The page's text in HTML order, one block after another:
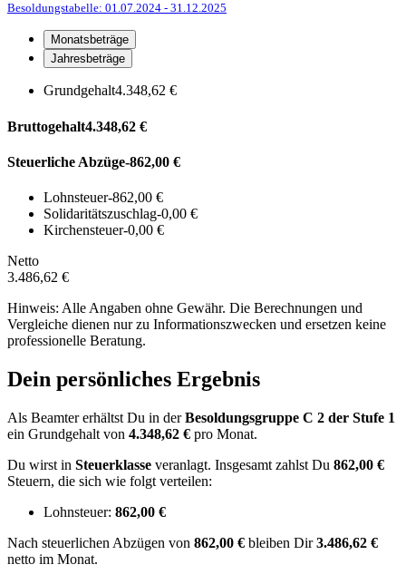
Besoldungstabelle: 01.07.2024 - 31.12.2025
Monatsbeträge
Jahresbeträge
Grundgehalt4.348,62 €
Bruttogehalt4.348,62 €
Steuerliche Abzüge-862,00 €
Lohnsteuer-862,00 €
Solidaritätszuschlag-0,00 €
Kirchensteuer-0,00 €
Netto
3.486,62 €
Hinweis: Alle Angaben ohne Gewähr. Die Berechnungen und
Vergleiche dienen nur zu Informationszwecken und ersetzen keine
professionelle Beratung.
Dein persönliches Ergebnis
Als Beamter erhältst Du in derBesoldungsgruppe C 2 der Stufe 1
ein Grundgehalt von 4.348,62 € pro Monat.
Du wirst in Steuerklasse veranlagt. Insgesamt zahlst Du 862,00 €
Steuern, die sich wie folgt verteilen:
Lohnsteuer: 862,00 €
Nach steuerlichen Abzügen von 862,00 € bleiben Dir3.486,62 €
netto im Monat.